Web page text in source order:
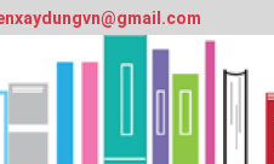
kỹ thuật hạ tầng và môi trường đô thị -